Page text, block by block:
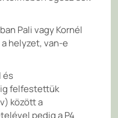
Pali vagy Kornél
helyzet, van-e
és
felfestettük
között a